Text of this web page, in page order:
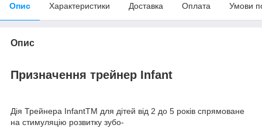
Опис Характеристики Доставка Оплата Умови
Опис
Призначення трейнер Infant
Дія Трейнера InfantTM для дітей від 2 до 5 років спрямоване
на стимуляцію розвитку зубо-